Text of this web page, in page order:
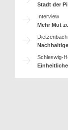
Stadt der
Interview
Mehr Mut
Dietzenbach
Schleswig-